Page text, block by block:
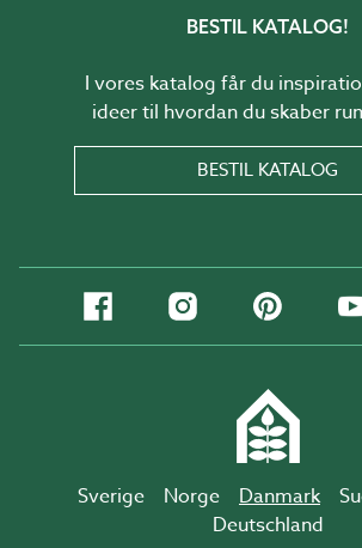
BESTIL KATALOG!
I vores katalog får du
ideer til hvordan du skaber
BESTIL KATALOG
Sverige Norge Danmark
Deutschland